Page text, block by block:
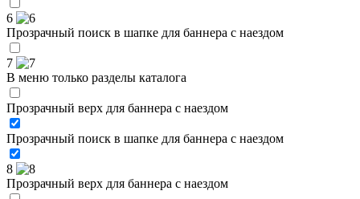
6
Прозрачный поиск в шапке для баннера с наездом
7
В меню только разделы каталога
Прозрачный верх для баннера с наездом
Прозрачный поиск в шапке для баннера с наездом
8
Прозрачный верх для баннера с наездом